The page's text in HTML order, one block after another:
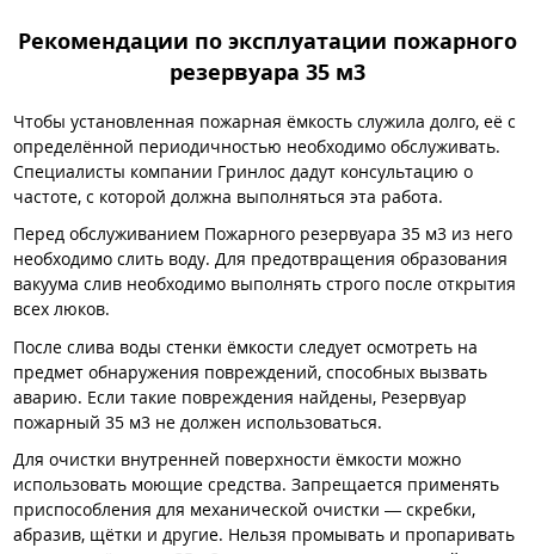
Рекомендации по эксплуатации пожарного
резервуара 35 м3
Чтобы установленная пожарная ёмкость служила долго, её с
определённой периодичностью необходимо обслуживать.
Специалисты компании Гринлос дадут консультацию о
частоте, с которой должна выполняться эта работа.
Перед обслуживанием Пожарного резервуара 35 м3 из него
необходимо слить воду. Для предотвращения образования
вакуума слив необходимо выполнять строго после открытия
всех люков.
После слива воды стенки ёмкости следует осмотреть на
предмет обнаружения повреждений, способных вызвать
аварию. Если такие повреждения найдены, Резервуар
пожарный 35 м3 не должен использоваться.
Для очистки внутренней поверхности ёмкости можно
использовать моющие средства. Запрещается применять
приспособления для механической очистки — скребки,
абразив, щётки и другие. Нельзя промывать и пропаривать